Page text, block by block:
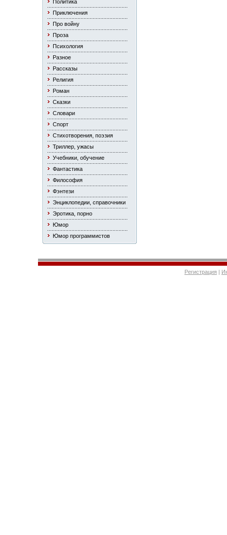
Политика
Приключения
Про войну
Проза
Психология
Разное
Рассказы
Религия
Роман
Сказки
Словари
Спорт
Стихотворения, поэзия
Триллер, ужасы
Учебники, обучение
Фантастика
Философия
Фэнтези
Энциклопедии, справочники
Эротика, порно
Юмор
Юмор программистов
Регистрация |